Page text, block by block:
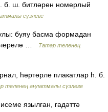
б. ш. битләрен номерлый
сүзлеге
буяу басма формадан
…
Татар теленең
һәртөрле плакатлар һ. б.
теленең аңлатмалы сүзлеге
язылган, гадәттә